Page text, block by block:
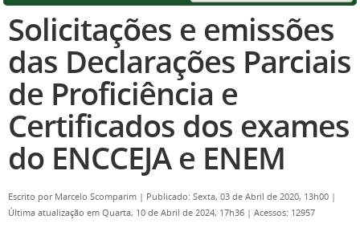
Solicitações e emissões
das Declarações Parciais
de Proficiência e
Certificados dos exames
do ENCCEJA e ENEM
Escrito por Marcelo Scomparim | Publicado: Sexta, 03 de Abril de 2020, 13h00 |
Última atualização em Quarta, 10 de Abril de 2024, 17h36 | Acessos: 12957